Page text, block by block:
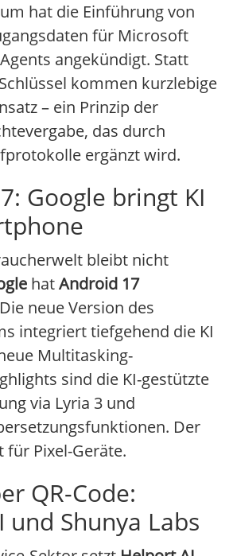
hat die Einführung von
für Microsoft
angekündigt. Statt
kommen kurzlebige
– ein Prinzip der
das durch
ergänzt wird.
Google bringt KI
bleibt nicht
hatAndroid 17
neue Version des
integriert tiefgehend die KI
Multitasking-
sind die KI-gestützte
via Lyria 3 und
Der
für Pixel-Geräte.
QR-Code:
und Shunya Labs